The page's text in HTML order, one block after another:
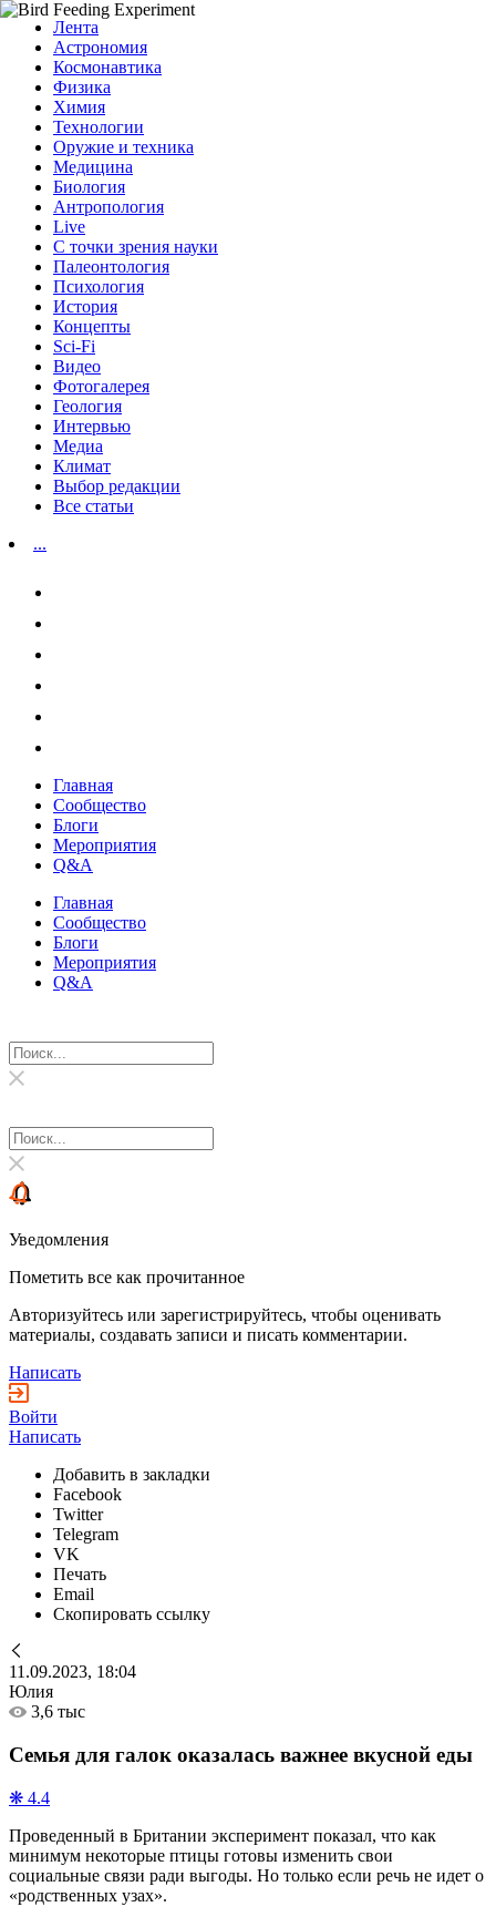
Лента
Астрономия
Космонавтика
Физика
Химия
Технологии
Оружие и техника
Медицина
Биология
Антропология
Live
С точки зрения науки
Палеонтология
Психология
История
Концепты
Sci-Fi
Видео
Фотогалерея
Геология
Интервью
Медиа
Климат
Выбор редакции
Все статьи
...
Главная
Сообщество
Блоги
Мероприятия
Q&A
Главная
Сообщество
Блоги
Мероприятия
Q&A
Уведомления
Пометить все как прочитанное
Авторизуйтесь или зарегистрируйтесь, чтобы оценивать
материалы, создавать записи и писать комментарии.
Написать
Войти
Написать
Добавить в закладки
Facebook
Twitter
Telegram
VK
Печать
Email
Скопировать ссылку
11.09.2023, 18:04
Юлия
3,6 тыс
Семья для галок оказалась важнее вкусной еды
❋ 4.4
Проведенный в Британии эксперимент показал, что как
минимум некоторые птицы готовы изменить свои
социальные связи ради выгоды. Но только если речь не идет о
«родственных узах».